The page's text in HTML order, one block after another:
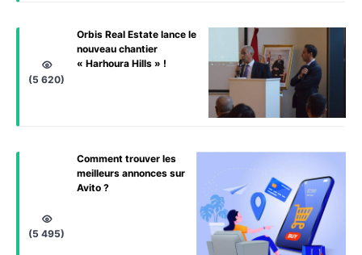
Orbis Real Estate lance le
nouveau chantier
« Harhoura Hills » !
(5 620)
Comment trouver les
meilleurs annonces sur
Avito ?
(5 495)